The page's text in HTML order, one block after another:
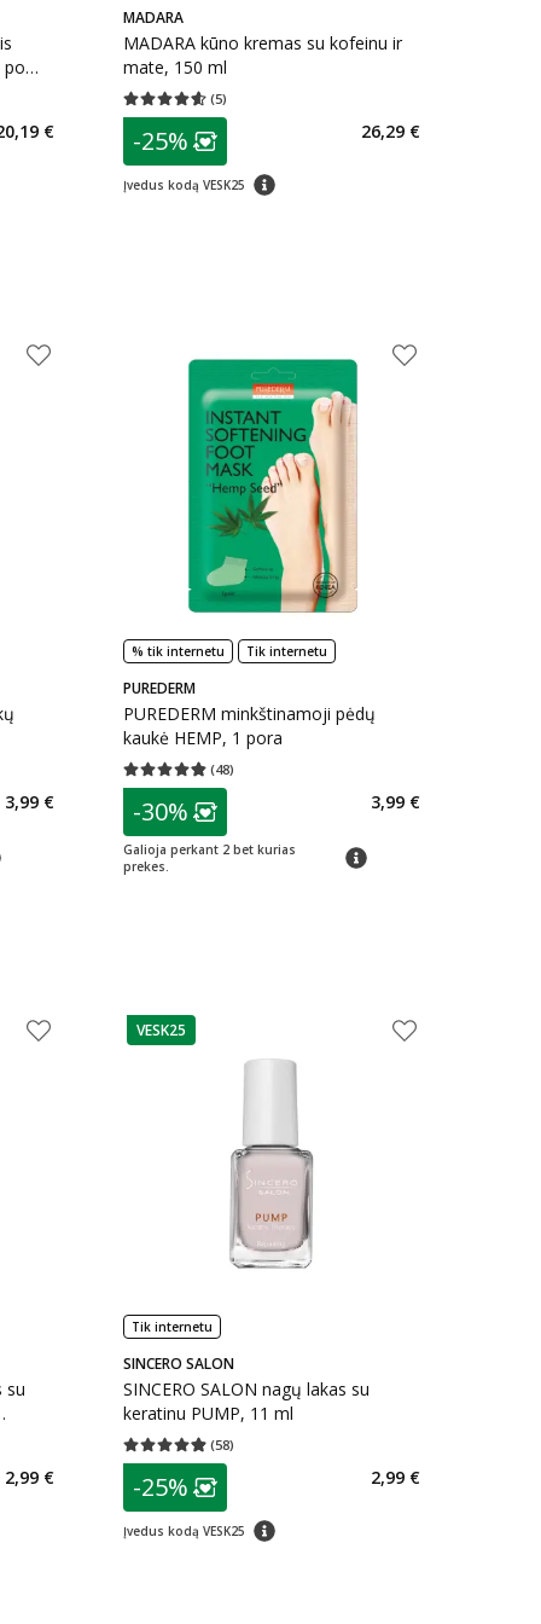
po
nuolaida:
€
MADARA
MADARA kūno kremas su kofeinu ir
mate, 150 ml
(5)
Vidutinis įvertinimas 4.60
patarimas
Lojalumo klubo narių nuolaida
-25%
Įvedus kodą VESK25 patarimas
26,29 €
nuolaida:
3,99 €
% tik internetu Tik internetu
PUREDERM
PUREDERM minkštinamoji pėdų
kaukė HEMP, 1 pora
(48)
Vidutinis įvertinimas 4.83
patarimas
Lojalumo klubo narių nuolaida
-30%
Galioja perkant 2 bet kurias
prekes.
patarimas
3,99 €
su
nuolaida:
2,99 €
patarimas
VESK25
Tik internetu
SINCERO SALON
SINCERO SALON nagų lakas su
keratinu PUMP, 11 ml
(58)
Vidutinis įvertinimas 4.91
patarimas
Lojalumo klubo narių nuolaida
-25%
Įvedus kodą VESK25 patarimas
2,99 €